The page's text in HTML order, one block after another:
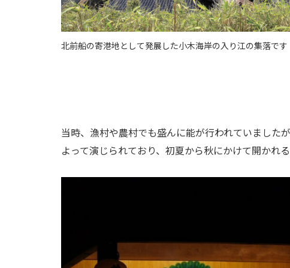
北前船の寄港地として発展した小木海岸の入り江の集落です
当時、漁村や農村でも盛んに能が行われていました
よって演じられており、初夏から秋にかけて開かれ